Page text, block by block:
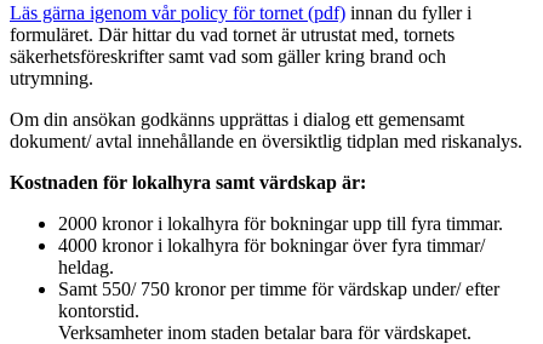
Läs gärna igenom vår policy för tornet (pdf) innan du fyller i
formuläret. Där hittar du vad tornet är utrustat med, tornets
säkerhetsföreskrifter samt vad som gäller kring brand och
utrymning.
Om din ansökan godkänns upprättas i dialog ett gemensamt
dokument/ avtal innehållande en översiktlig tidplan med riskanalys.
Kostnaden för lokalhyra samt värdskap är:
2000 kronor i lokalhyra för bokningar upp till fyra timmar.
4000 kronor i lokalhyra för bokningar över fyra timmar/
heldag.
Samt 550/ 750 kronor per timme för värdskap under/ efter
kontorstid.
Verksamheter inom staden betalar bara för värdskapet.